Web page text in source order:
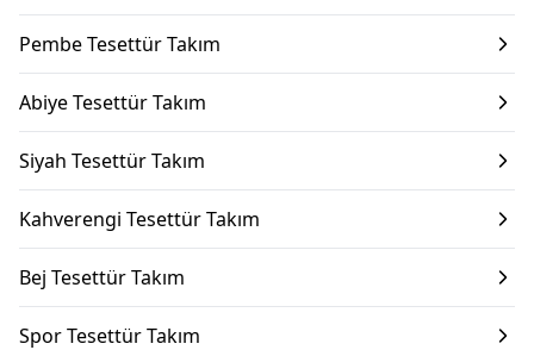
Pembe Tesettür Takım
Abiye Tesettür Takım
Siyah Tesettür Takım
Kahverengi Tesettür Takım
Bej Tesettür Takım
Spor Tesettür Takım